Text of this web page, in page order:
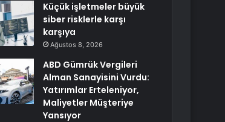
Küçük işletmeler büyük
siber risklerle karşı
karşıya
Ağustos 8, 2026
ABD Gümrük Vergileri
Alman Sanayisini Vurdu:
Yatırımlar Erteleniyor,
Maliyetler Müşteriye
Yansıyor